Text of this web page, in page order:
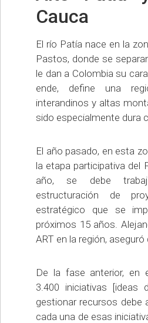
Cauca
El río Patía nace en la
Pastos, donde se
le dan a Colombia su
ende, define una
interandinos y altas
sido especialmente dura
El año pasado, en esta
la etapa participativa del
año, se debe
estructuración de
estratégico que se
próximos 15 años.
ART en la región, aseguró
De la fase anterior, en
3.400 iniciativas [ideas
gestionar recursos debe
cada una de esas